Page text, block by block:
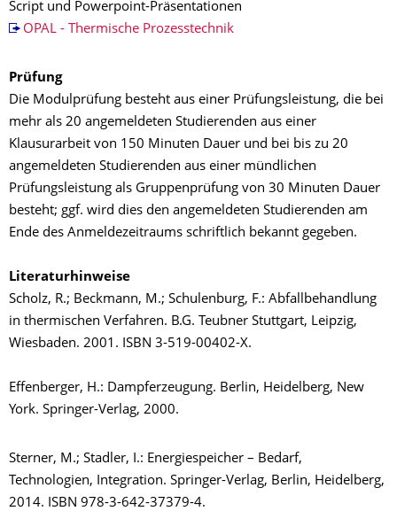
Script und Powerpoint-Präsentationen
OPAL - Thermische Prozesstechnik
Prüfung
Die Modulprüfung besteht aus einer Prüfungsleistung, die bei
mehr als 20 angemeldeten Studierenden aus einer
Klausurarbeit von 150 Minuten Dauer und bei bis zu 20
angemeldeten Studierenden aus einer mündlichen
Prüfungsleistung als Gruppenprüfung von 30 Minuten Dauer
besteht; ggf. wird dies den angemeldeten Studierenden am
Ende des Anmeldezeitraums schriftlich bekannt gegeben.
Literaturhinweise
Scholz, R.; Beckmann, M.; Schulenburg, F.: Abfallbehandlung
in thermischen Verfahren. B.G. Teubner Stuttgart, Leipzig,
Wiesbaden. 2001. ISBN 3-519-00402-X.
Effenberger, H.: Dampferzeugung. Berlin, Heidelberg, New
York. Springer-Verlag, 2000.
Sterner, M.; Stadler, I.: Energiespeicher – Bedarf,
Technologien, Integration. Springer-Verlag, Berlin, Heidelberg,
2014. ISBN 978-3-642-37379-4.